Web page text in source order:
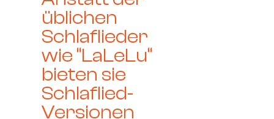
üblichen
Schlaflieder
wie “LaLeLu“
bieten sie
Schlaflied-
Versionen